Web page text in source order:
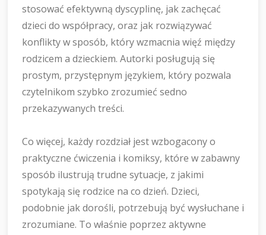
stosować efektywną dyscyplinę, jak zachęcać
dzieci do współpracy, oraz jak rozwiązywać
konflikty w sposób, który wzmacnia więź między
rodzicem a dzieckiem. Autorki posługują się
prostym, przystępnym językiem, który pozwala
czytelnikom szybko zrozumieć sedno
przekazywanych treści.
Co więcej, każdy rozdział jest wzbogacony o
praktyczne ćwiczenia i komiksy, które w zabawny
sposób ilustrują trudne sytuacje, z jakimi
spotykają się rodzice na co dzień. Dzieci,
podobnie jak dorośli, potrzebują być wysłuchane i
zrozumiane. To właśnie poprzez aktywne